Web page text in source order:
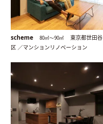
scheme 80㎡〜90㎡
東京都世田谷
区 ／マンションリノベーション